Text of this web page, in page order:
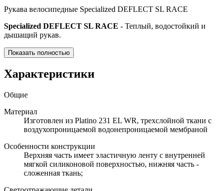
Рукава велосипедные Specialized DEFLECT SL RACE
Specialized DEFLECT SL RACE - Теплый, водостойкий и
дышащий рукав.
Показать полностью
Характеристики
Общие
Материал
Изготовлен из Platino 231 EL WR, трехслойной ткани с
воздухопроницаемой водонепроницаемой мембраной
Особенности конструкции
Верхняя часть имеет эластичную ленту с внутренней
мягкой силиконовой поверхностью, нижняя часть -
сложенная ткань;